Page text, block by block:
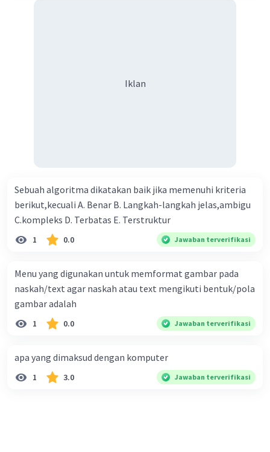
Iklan
Sebuah algoritma dikatakan baik jika memenuhi kriteria
berikut,kecuali A. Benar B. Langkah-langkah jelas,ambigu
C.kompleks D. Terbatas E. Terstruktur
1 0.0 Jawaban terverifikasi
Menu yang digunakan untuk memformat gambar pada
naskah/text agar naskah atau text mengikuti bentuk/pola
gambar adalah
1 0.0 Jawaban terverifikasi
apa yang dimaksud dengan komputer
1 3.0 Jawaban terverifikasi